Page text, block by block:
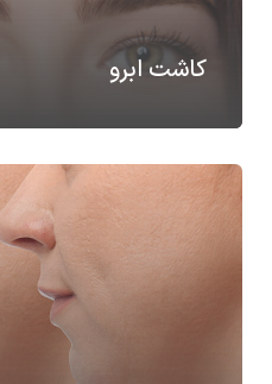
کاشت ابرو